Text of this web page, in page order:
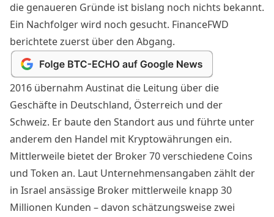
die genaueren Gründe ist bislang noch nichts bekannt.
Ein Nachfolger wird noch gesucht. FinanceFWD
berichtetezuerst über den Abgang.
2016 übernahm Austinat die Leitung über die
Geschäfte in Deutschland, Österreich und der
Schweiz. Er baute den Standort aus und führte unter
anderem den Handel mit Kryptowährungen ein.
Mittlerweile bietet der Broker 70 verschiedene Coins
und Token an. Laut Unternehmensangaben zählt der
in Israel ansässige Broker mittlerweile knapp 30
Millionen Kunden – davon schätzungsweise zwei